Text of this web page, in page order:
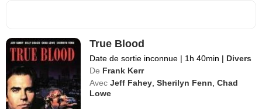
True Blood
Date de sortie inconnue | 1h 40min | Divers
De Frank Kerr
Avec Jeff Fahey,Sherilyn Fenn,Chad
Lowe